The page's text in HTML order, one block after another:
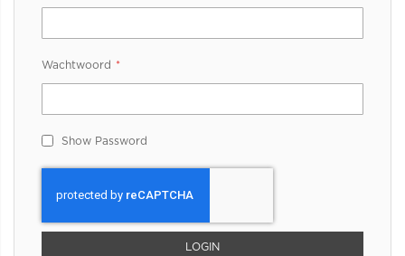
Wachtwoord
Show Password
LOGIN